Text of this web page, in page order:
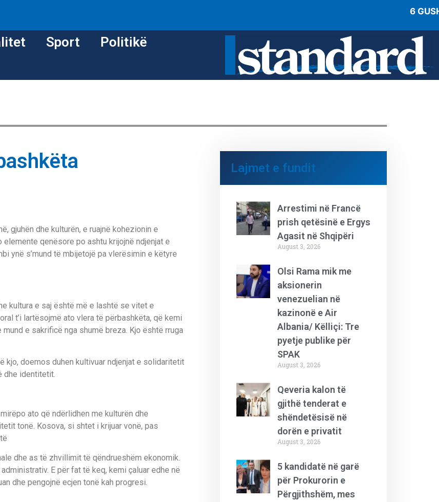
6
Sport Politikë
gjuhën dhe kulturën, e ruajnë kohezionin e
qenësore po ashtu krijojnë ndjenjat e
ynë s’mund të mbijetojë pa vlerësimin e këtyre
kultura e saj është më e lashtë se vitet e
t’i lartësojmë ato vlera të përbashkëta, që kemi
e sakrificë nga shumë breza. Kjo është rruga
kjo, doemos duhen kultivuar ndjenjat e solidaritetit
dhe identitetit.
ato që ndërlidhen me kulturën dhe
tonë. Kosova, si shtet i krijuar vonë, pas
dhe as të zhvillimit të qëndrueshëm ekonomik.
E për fat të keq, kemi çaluar edhe në
dhe pengojnë ecjen tonë kah progresi.
Lajmet e fundit
Arrestimi në Francë
prish qetësinë e Ergys
Agasit në Shqipëri
August 3, 2026
Olsi Rama mik me
aksionerin
venezuelian në
kazinonë e Air
Albania/ Këlliçi: Tre
pyetje publike për
SPAK
August 3, 2026
Qeveria kalon të
gjithë tenderat e
shëndetësisë në
dorën e privatit
August 3, 2026
5 kandidatë në garë
për Prokurorin e
Përgjithshëm, mes